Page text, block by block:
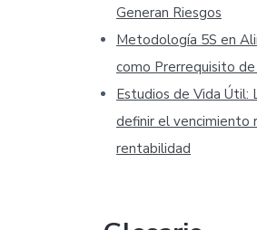
Generan Riesgos
Metodología 5S en
como Prerrequisito de
Estudios de Vida Útil:
definir el vencimiento
rentabilidad